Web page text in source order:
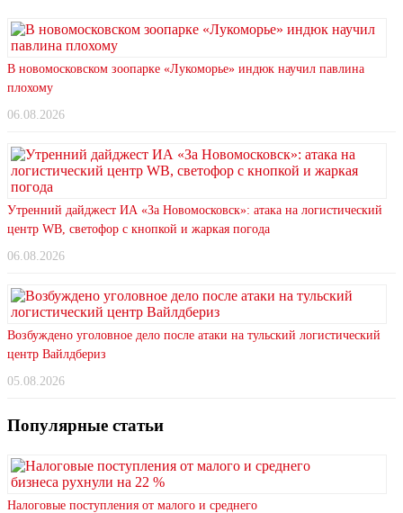
В новомосковском зоопарке «Лукоморье» индюк научил павлина
плохому
06.08.2026
Утренний дайджест ИА «За Новомосковск»: атака на логистический
центр WB, светофор с кнопкой и жаркая погода
06.08.2026
Возбуждено уголовное дело после атаки на тульский логистический
центр Вайлдбериз
05.08.2026
Популярные статьи
Налоговые поступления от малого и среднего